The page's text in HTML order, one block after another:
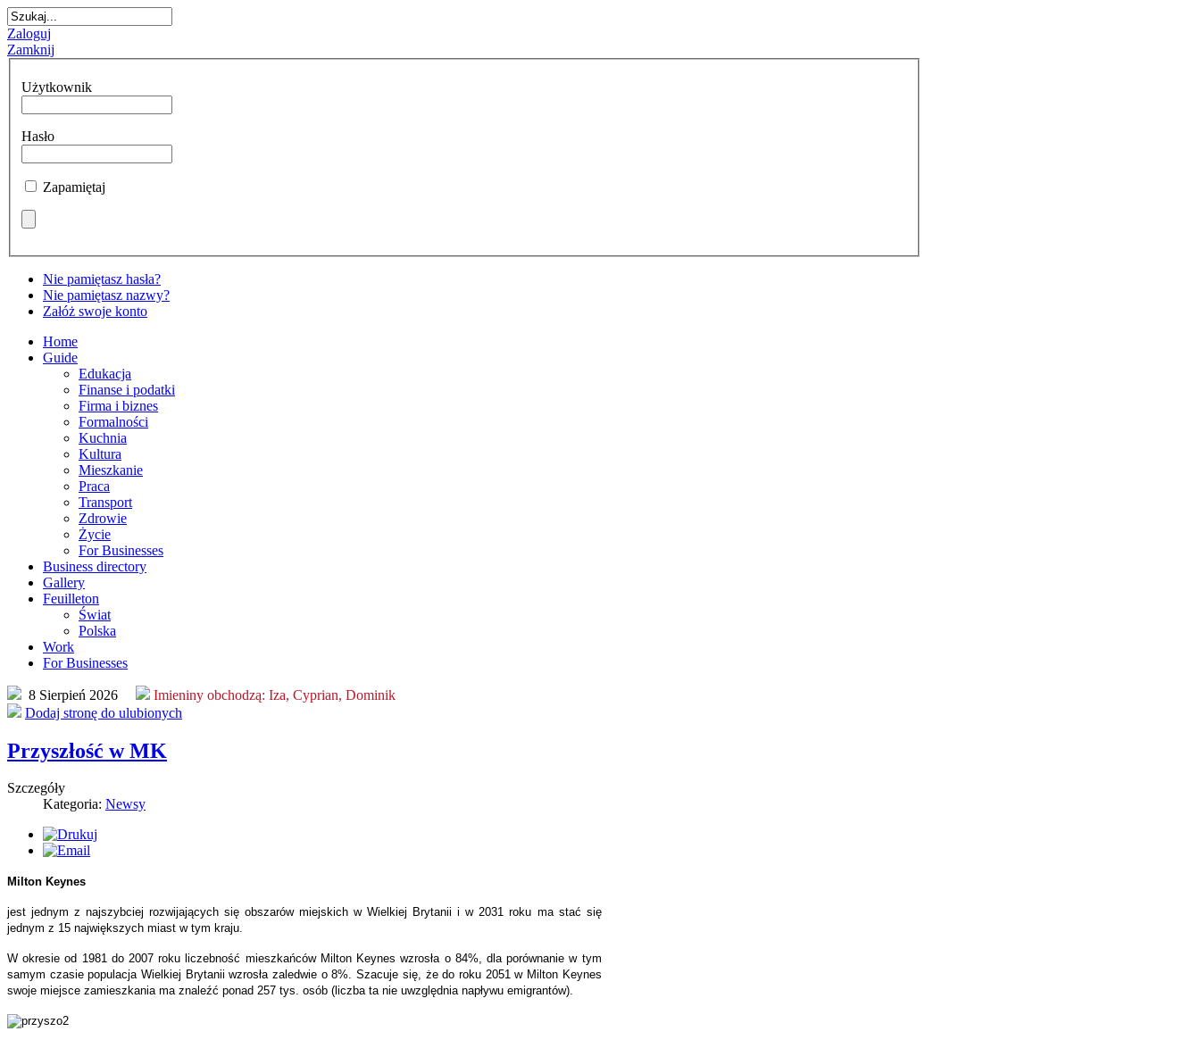
Zaloguj
Zamknij
Użytkownik
Hasło
Zapamiętaj
Nie pamiętasz hasła?
Nie pamiętasz nazwy?
Załóż swoje konto
Home
Guide
Edukacja
Finanse i podatki
Firma i biznes
Formalności
Kuchnia
Kultura
Mieszkanie
Praca
Transport
Zdrowie
Życie
For Businesses
Business directory
Gallery
Feuilleton
Świat
Polska
Work
For Businesses
8 Sierpień 2026 Imieniny obchodzą: Iza, Cyprian, Dominik
Dodaj stronę do ulubionych
Przyszłość w MK
Szczegóły
Kategoria: Newsy
Milton Keynes
jest jednym z najszybciej rozwijających się obszarów miejskich w Wielkiej Brytanii i w 2031 roku ma stać się
jednym z 15 największych miast w tym kraju.
W okresie od 1981 do 2007 roku liczebność mieszkańców Milton Keynes wzrosła o 84%, dla porównanie w tym
samym czasie populacja Wielkiej Brytanii wzrosła zaledwie o 8%. Szacuje się, że do roku 2051 w Milton Keynes
swoje miejsce zamieszkania ma znaleźć ponad 257 tys. osób (liczba ta nie uwzględnia napływu emigrantów).